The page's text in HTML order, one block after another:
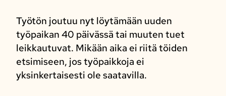
Työtön joutuu nyt löytämään uuden
työpaikan 40 päivässä tai muuten tuet
leikkautuvat. Mikään aika ei riitä töiden
etsimiseen, jos työpaikkoja ei
yksinkertaisesti ole saatavilla.